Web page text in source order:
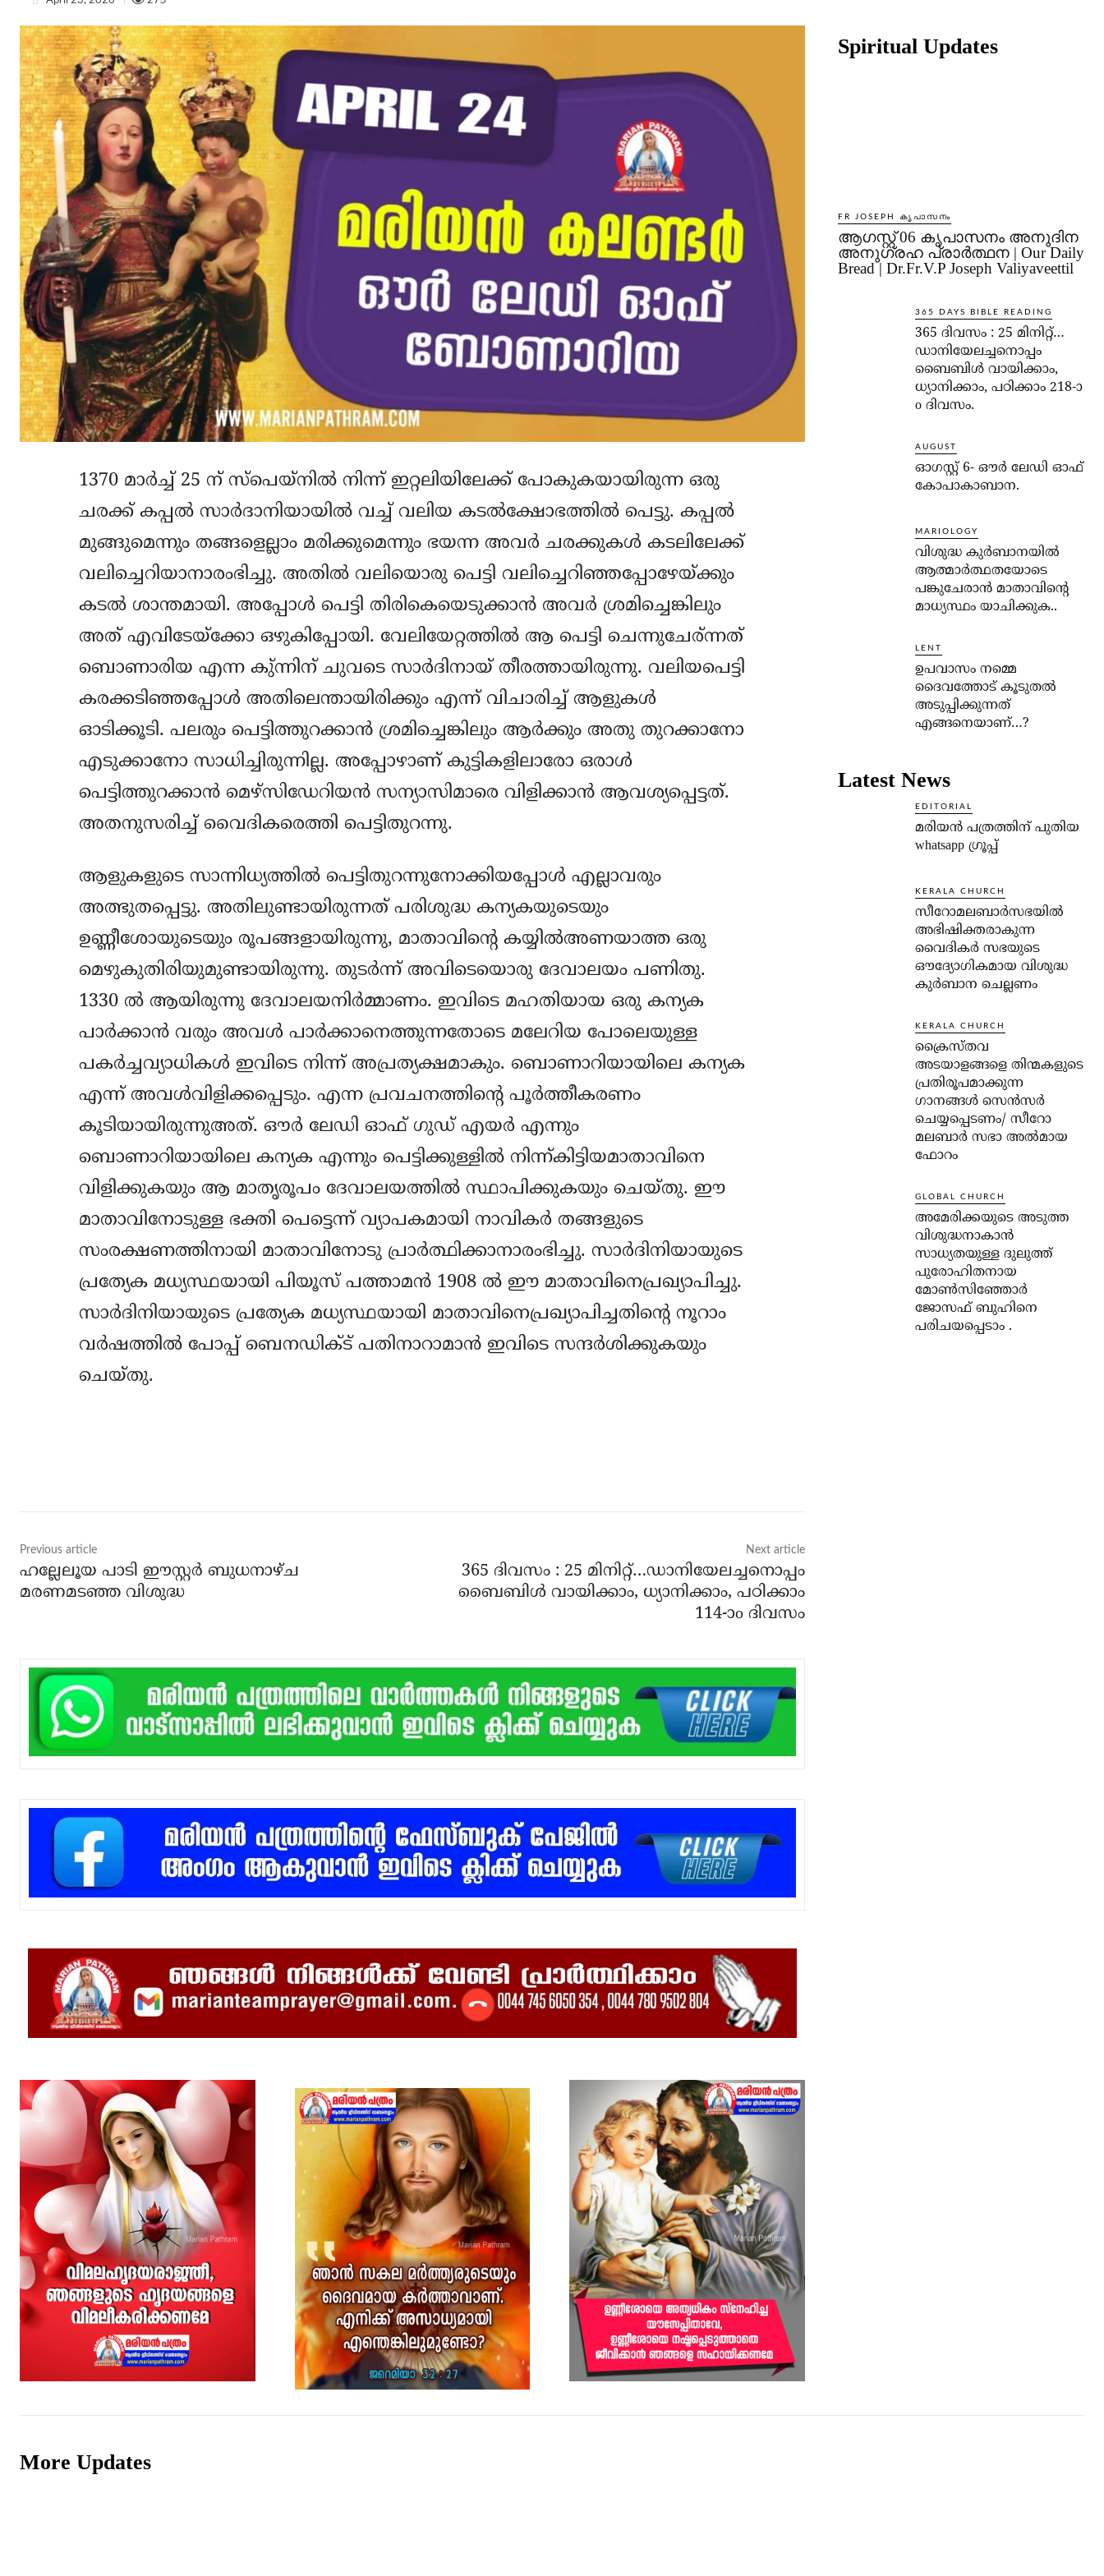
1370 മാര്‍ച്ച് 25 ന് സ്‌പെയ്‌നില്‍ നിന്ന് ഇറ്റലിയിലേക്ക് പോകുകയായിരുന്ന ഒരു
ചരക്ക് കപ്പല്‍ സാര്‍ദാനിയായില്‍ വച്ച് വലിയ കടല്‍ക്ഷോഭത്തില്‍ പെട്ടു. കപ്പല്‍
മുങ്ങുമെന്നും തങ്ങളെല്ലാം മരിക്കുമെന്നും ഭയന്ന അവര്‍ ചരക്കുകള്‍ കടലിലേക്ക്
വലിച്ചെറിയാനാരംഭിച്ചു. അതില്‍ വലിയൊരു പെട്ടി വലിച്ചെറിഞ്ഞപ്പോഴേയ്ക്കും
കടല്‍ ശാന്തമായി. അപ്പോള്‍ പെട്ടി തിരികെയെടുക്കാന്‍ അവര്‍ ശ്രമിച്ചെങ്കിലും
അത് എവിടേയ്‌ക്കോ ഒഴുകിപ്പോയി. വേലിയേറ്റത്തില്‍ ആ പെട്ടി ചെന്നുചേര്ന്നത്
ബൊണാരിയ എന്ന കു്ന്നിന് ചുവടെ സാര്‍ദിനായ് തീരത്തായിരുന്നു. വലിയപെട്ടി
കരക്കടിഞ്ഞപ്പോള്‍ അതിലെന്തായിരിക്കും എന്ന് വിചാരിച്ച് ആളുകള്‍
ഓടിക്കൂടി. പലരും പെട്ടിത്തുറക്കാന്‍ ശ്രമിച്ചെങ്കിലും ആര്‍ക്കും അതു തുറക്കാനോ
എടുക്കാനോ സാധിച്ചിരുന്നില്ല. അപ്പോഴാണ് കുട്ടികളിലാരോ ഒരാള്‍
പെട്ടിത്തുറക്കാന്‍ മെഴ്‌സിഡേറിയന്‍ സന്യാസിമാരെ വിളിക്കാന്‍ ആവശ്യപ്പെട്ടത്.
അതനുസരിച്ച് വൈദികരെത്തി പെട്ടിതുറന്നു.
ആളുകളുടെ സാന്നിധ്യത്തില്‍ പെട്ടിതുറന്നുനോക്കിയപ്പോള്‍ എല്ലാവരും
അത്ഭുതപ്പെട്ടു. അതിലുണ്ടായിരുന്നത് പരിശുദ്ധ കന്യകയുടെയും
ഉണ്ണീശോയുടെയും രൂപങ്ങളായിരുന്നു, മാതാവിന്റെ കയ്യില്‍അണയാത്ത ഒരു
മെഴുകുതിരിയുമുണ്ടായിരുന്നു. തുടര്‍ന്ന് അവിടെയൊരു ദേവാലയം പണിതു.
1330 ല്‍ ആയിരുന്നു ദേവാലയനിര്‍മ്മാണം. ഇവിടെ മഹതിയായ ഒരു കന്യക
പാര്‍ക്കാന്‍ വരും അവള്‍ പാര്‍ക്കാനെത്തുന്നതോടെ മലേറിയ പോലെയുള്ള
പകര്‍ച്ചവ്യാധികള്‍ ഇവിടെ നിന്ന് അപ്രത്യക്ഷമാകും. ബൊണാറിയായിലെ കന്യക
എന്ന് അവള്‍വിളിക്കപ്പെടും. എന്ന പ്രവചനത്തിന്റെ പൂര്‍ത്തീകരണം
കൂടിയായിരുന്നുഅത്. ഔര്‍ ലേഡി ഓഫ് ഗുഡ് എയര്‍ എന്നും
ബൊണാറിയായിലെ കന്യക എന്നും പെട്ടിക്കുള്ളില്‍ നിന്ന്കിട്ടിയമാതാവിനെ
വിളിക്കുകയും ആ മാതൃരൂപം ദേവാലയത്തില്‍ സ്ഥാപിക്കുകയും ചെയ്തു. ഈ
മാതാവിനോടുള്ള ഭക്തി പെട്ടെന്ന് വ്യാപകമായി നാവികര്‍ തങ്ങളുടെ
സംരക്ഷണത്തിനായി മാതാവിനോടു പ്രാര്‍ത്ഥിക്കാനാരംഭിച്ചു. സാര്‍ദിനിയായുടെ
പ്രത്യേക മധ്യസ്ഥയായി പിയൂസ് പത്താമന്‍ 1908 ല്‍ ഈ മാതാവിനെപ്രഖ്യാപിച്ചു.
സാര്‍ദിനിയായുടെ പ്രത്യേക മധ്യസ്ഥയായി മാതാവിനെപ്രഖ്യാപിച്ചതിന്റെ നൂറാം
വര്‍ഷത്തില്‍ പോപ്പ് ബെനഡിക്ട് പതിനാറാമാന്‍ ഇവിടെ സന്ദര്‍ശിക്കുകയും
ചെയ്തു.
Previous article
ഹല്ലേലൂയ പാടി ഈസ്റ്റര്‍ ബുധനാഴ്ച
മരണമടഞ്ഞ വിശുദ്ധ
Next article
365 ദിവസം : 25 മിനിറ്റ്…ഡാനിയേലച്ചനൊപ്പം
ബൈബിൾ വായിക്കാം, ധ്യാനിക്കാം, പഠിക്കാം
114-ാo ദിവസം
Spiritual Updates
FR JOSEPH കൃപാസനം
ആഗസ്റ്റ് 06 കൃപാസനം അനുദിന
അനുഗ്രഹ പ്രാർത്ഥന | Our Daily
Bread | Dr.Fr.V.P Joseph Valiyaveettil
365 DAYS BIBLE READING
365 ദിവസം : 25 മിനിറ്റ്…
ഡാനിയേലച്ചനൊപ്പം
ബൈബിൾ വായിക്കാം,
ധ്യാനിക്കാം, പഠിക്കാം 218-ാ
o ദിവസം.
AUGUST
ഓഗസ്റ്റ് 6- ഔര്‍ ലേഡി ഓഫ്
കോപാകാബാന.
MARIOLOGY
വിശുദ്ധ കുര്‍ബാനയില്‍
ആത്മാര്‍ത്ഥതയോടെ
പങ്കുചേരാന്‍ മാതാവിന്റെ
മാധ്യസ്ഥം യാചിക്കുക..
LENT
ഉപവാസം നമ്മെ
ദൈവത്തോട് കൂടുതല്‍
അടുപ്പിക്കുന്നത്
എങ്ങനെയാണ്…?
Latest News
EDITORIAL
മരിയൻ പത്രത്തിന് പുതിയ
whatsapp ഗ്രൂപ്പ്
KERALA CHURCH
സീറോമലബാർസഭയിൽ
അഭിഷിക്തരാകുന്ന
വൈദികർ സഭയുടെ
ഔദ്യോഗികമായ വിശുദ്ധ
കുർബാന ചെല്ലണം
KERALA CHURCH
ക്രൈസ്തവ
അടയാളങ്ങളെ തിന്മകളുടെ
പ്രതിരൂപമാക്കുന്ന
ഗാനങ്ങൾ സെൻസർ
ചെയ്യപ്പെടണം/ സീറോ
മലബാർ സഭാ അൽമായ
ഫോറം
GLOBAL CHURCH
അമേരിക്കയുടെ അടുത്ത
വിശുദ്ധനാകാൻ
സാധ്യതയുള്ള ദുലുത്ത്
പുരോഹിതനായ
മോൺസിഞ്ഞോർ
ജോസഫ് ബുഹിനെ
പരിചയപ്പെടാം .
More Updates